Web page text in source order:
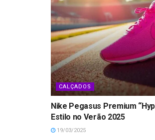
CALÇADOS
Nike Pegasus Premium
Estilo no Verão 2025
19/03/2025